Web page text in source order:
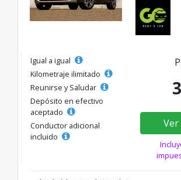
Igual a igual
Kilometraje ilimitado
Reunirse y Saludar
Depósito en efectivo
aceptado
Conductor adicional
incluido